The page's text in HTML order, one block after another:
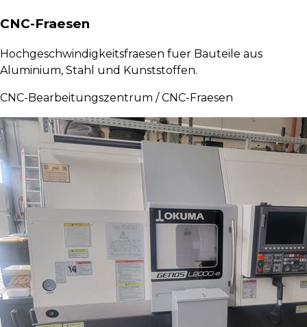
CNC-Fraesen
Hochgeschwindigkeitsfraesen fuer Bauteile aus
Aluminium, Stahl und Kunststoffen.
CNC-Bearbeitungszentrum / CNC-Fraesen